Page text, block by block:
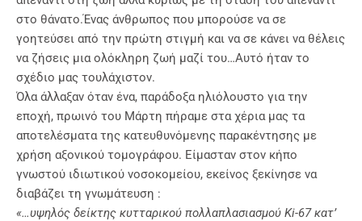
στο θάνατο.Ένας άνθρωπος που μπορούσε να σε
γοητεύσει από την πρώτη στιγμή και να σε κάνει να θέλεις
να ζήσεις μια ολόκληρη ζωή μαζί του…Αυτό ήταν το
σχέδιο μας τουλάχιστον.
Όλα άλλαξαν όταν ένα, παράδοξα ηλιόλουστο για την
εποχή, πρωινό του Μάρτη πήραμε στα χέρια μας τα
αποτελέσματα της κατευθυνόμενης παρακέντησης με
χρήση αξονικού τομογράφου. Είμασταν στον κήπο
γνωστού ιδιωτικού νοσοκομείου, εκείνος ξεκίνησε να
διαβάζει τη γνωμάτευση :
«…υψηλός δείκτης κυτταρικού πολλαπλασιασμού Ki-67 κατ’